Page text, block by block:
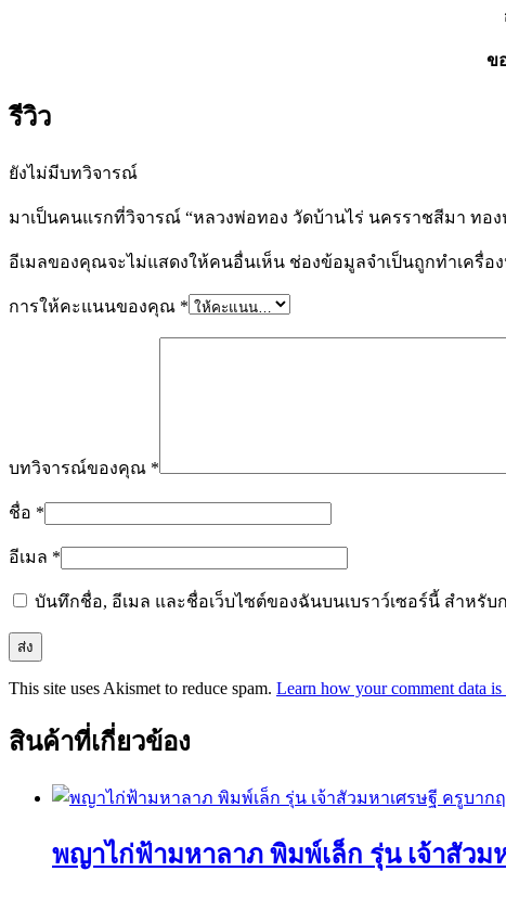
ข
รีวิว
ยังไม่มีบทวิจารณ์
มาเป็นคนแรกที่วิจารณ์ “หลวงพ่อทอง วัดบ้านไร่ นครราชสีมา ทอง
อีเมลของคุณจะไม่แสดงให้คนอื่นเห็น ช่องข้อมูลจำเป็นถูกทำเครื่อ
การให้คะแนนของคุณ *
บทวิจารณ์ของคุณ *
ชื่อ *
อีเมล *
บันทึกชื่อ, อีเมล และชื่อเว็บไซต์ของฉันบนเบราว์เซอร์นี้ สำหรับ
This site uses Akismet to reduce spam. Learn how your comment data is
สินค้าที่เกี่ยวข้อง
พญาไก่ฟ้ามหาลาภ พิมพ์เล็ก รุ่น เจ้าสัวม